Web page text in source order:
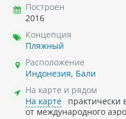
Построен
2016
Концепция
Пляжный
Расположение
Индонезия, Бали
На карте и рядом
На карте
практически
от международного